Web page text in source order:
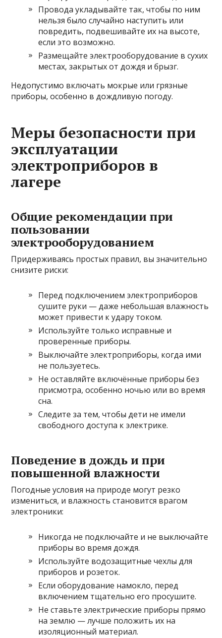
Провода укладывайте так, чтобы по ним
нельзя было случайно наступить или
повредить, подвешивайте их на высоте,
если это возможно.
Размещайте электрооборудование в сухих
местах, закрытых от дождя и брызг.
Недопустимо включать мокрые или грязные
приборы, особенно в дождливую погоду.
Меры безопасности при
эксплуатации
электроприборов в
лагере
Общие рекомендации при
пользовании
электрооборудованием
Придерживаясь простых правил, вы значительно
снизите риски:
Перед подключением электроприборов
сушите руки — даже небольшая влажность
может привести к удару током.
Используйте только исправные и
проверенные приборы.
Выключайте электроприборы, когда ими
не пользуетесь.
Не оставляйте включённые приборы без
присмотра, особенно ночью или во время
сна.
Следите за тем, чтобы дети не имели
свободного доступа к электрике.
Поведение в дождь и при
повышенной влажности
Погодные условия на природе могут резко
измениться, и влажность становится врагом
электроники:
Никогда не подключайте и не выключайте
приборы во время дождя.
Используйте водозащитные чехлы для
приборов и розеток.
Если оборудование намокло, перед
включением тщательно его просушите.
Не ставьте электрические приборы прямо
на землю — лучше положить их на
изоляционный материал.